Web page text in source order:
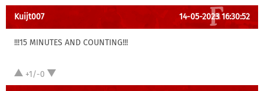
Kuijt007 14-05-2023 16:30:52
!!!15 MINUTES AND COUNTING!!!
+1/-0